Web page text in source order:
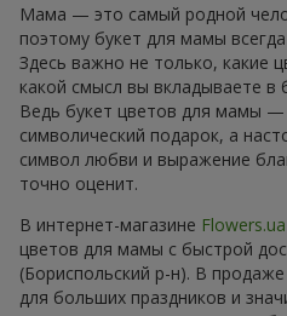
Мама — это самый родной
поэтому букет для мамы
Здесь важно не только, какие
какой смысл вы вкладываете в
Ведь букет цветов для мамы —
символический подарок, а
символ любви и выражение
точно оценит.
В интернет-магазине Flowers.ua
цветов для мамы с быстрой
(Бориспольский р-н). В продаже
для больших праздников и